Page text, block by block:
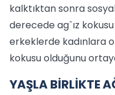
kalktıktan sonra
derecede agˆız
erkeklerde kadınlara
kokusu olduğunu
YAŞLA BİRLİKTE